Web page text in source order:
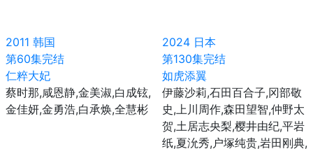
2011 韩国
第60集完结
仁粹大妃
蔡时那,咸恩静,金美淑,白成铉,
金佳妍,金勇浩,白承焕,全慧彬
2024 日本
第130集完结
如虎添翼
伊藤沙莉,石田百合子,冈部敬
史,上川周作,森田望智,仲野太
贺,土居志央梨,樱井由纪,平岩
纸,夏沇秀,户塚纯贵,岩田刚典,